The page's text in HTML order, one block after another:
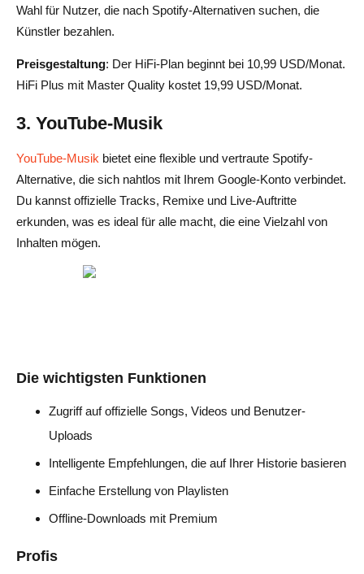
Wahl für Nutzer, die nach Spotify-Alternativen suchen, die
Künstler bezahlen.
Preisgestaltung: Der HiFi-Plan beginnt bei 10,99 USD/Monat.
HiFi Plus mit Master Quality kostet 19,99 USD/Monat.
3. YouTube-Musik
YouTube-Musik bietet eine flexible und vertraute Spotify-
Alternative, die sich nahtlos mit Ihrem Google-Konto verbindet.
Du kannst offizielle Tracks, Remixe und Live-Auftritte
erkunden, was es ideal für alle macht, die eine Vielzahl von
Inhalten mögen.
Die wichtigsten Funktionen
Zugriff auf offizielle Songs, Videos und Benutzer-
Uploads
Intelligente Empfehlungen, die auf Ihrer Historie basieren
Einfache Erstellung von Playlisten
Offline-Downloads mit Premium
Profis